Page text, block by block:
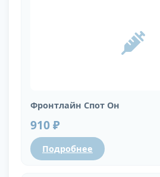
Фронтлайн Спот Он
910 ₽
Подробнее